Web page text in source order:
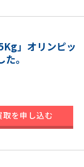
」オリンピッ
。
取を申し込む